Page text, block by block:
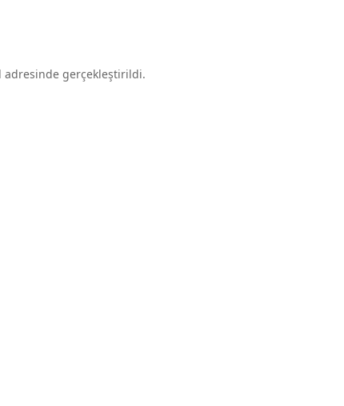
adresinde gerçekleştirildi.